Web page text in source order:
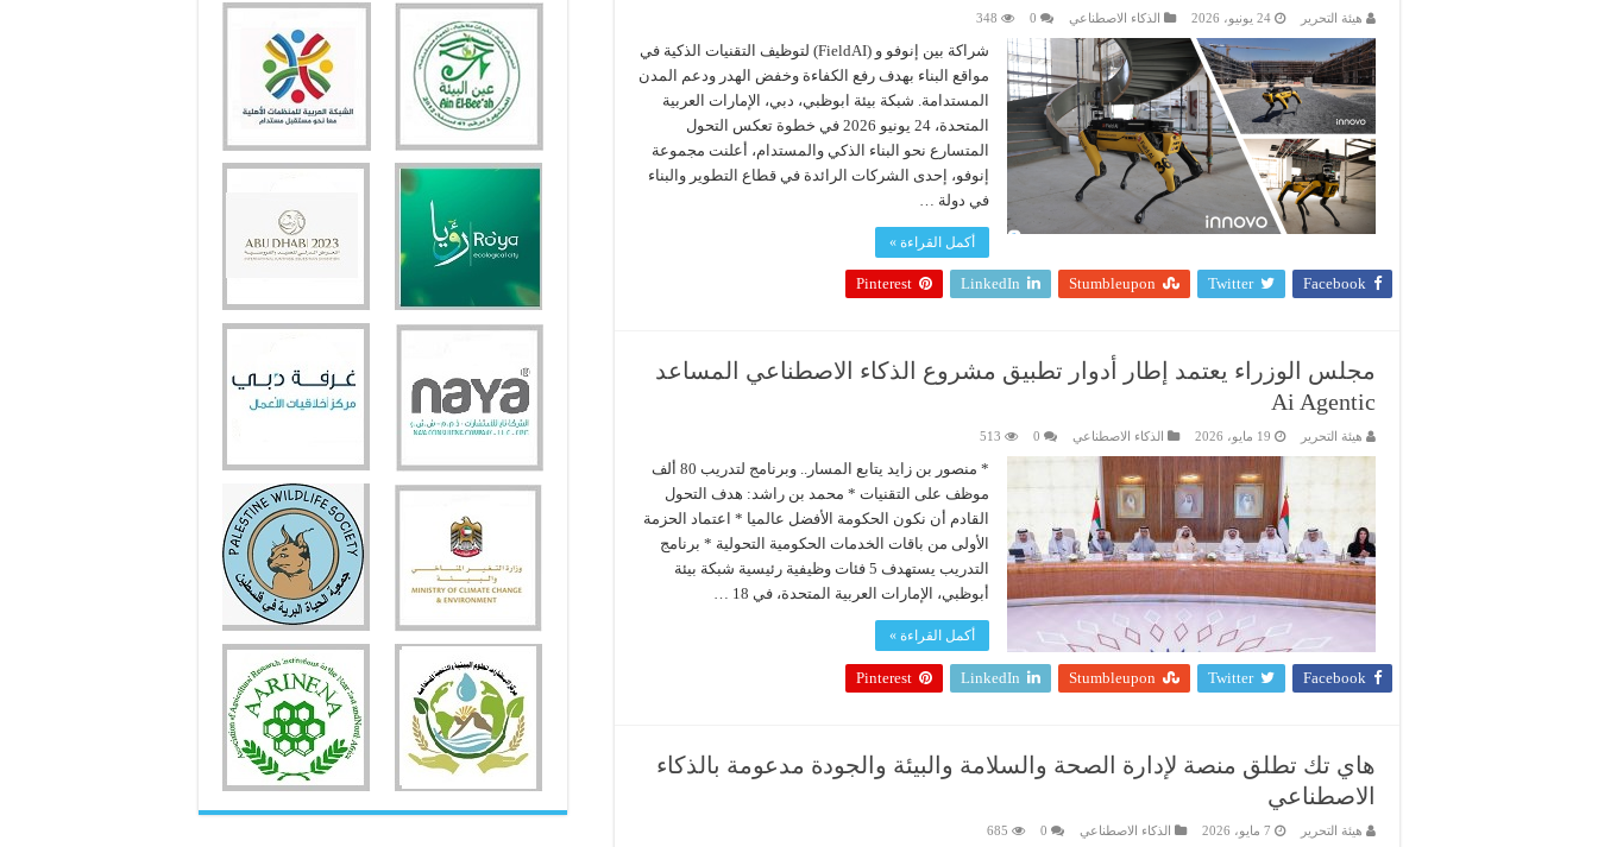
هيئة التحرير 24 يونيو، 2026 الذكاء الاصطناعي 0
348
شراكة بين إنوفو و (FieldAI) لتوظيف التقنيات الذكية في
مواقع البناء بهدف رفع الكفاءة وخفض الهدر ودعم المدن
المستدامة. شبكة بيئة ابوظبي، دبي، الإمارات العربية
المتحدة، 24 يونيو 2026 في خطوة تعكس التحول
المتسارع نحو البناء الذكي والمستدام، أعلنت مجموعة
إنوفو، إحدى الشركات الرائدة في قطاع التطوير والبناء
في دولة …
أكمل القراءة »
Facebook
Twitter
Stumbleupon
LinkedIn
Pinterest
مجلس الوزراء يعتمد إطار أدوار تطبيق مشروع الذكاء الاصطناعي المساعد
Ai Agentic
هيئة التحرير 19 مايو، 2026 الذكاء الاصطناعي 0
513
* منصور بن زايد يتابع المسار.. وبرنامج لتدريب 80 ألف
موظف على التقنيات * محمد بن راشد: هدف التحول
القادم أن نكون الحكومة الأفضل عالميا * اعتماد الحزمة
الأولى من باقات الخدمات الحكومية التحولية * برنامج
التدريب يستهدف 5 فئات وظيفية رئيسية شبكة بيئة
أبوظبي، الإمارات العربية المتحدة، في 18 …
أكمل القراءة »
Facebook
Twitter
Stumbleupon
LinkedIn
Pinterest
هاي تك تطلق منصة لإدارة الصحة والسلامة والبيئة والجودة مدعومة بالذكاء
الاصطناعي
هيئة التحرير 7 مايو، 2026 الذكاء الاصطناعي 0
685